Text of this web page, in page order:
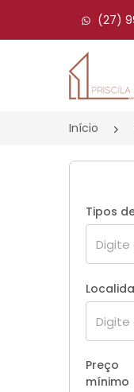
(27)
Página
Início
Tipos
Preço
mínimo